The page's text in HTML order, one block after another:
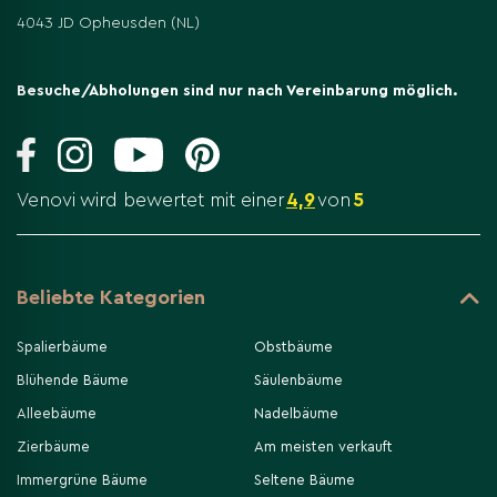
Bei Kahlfrost & Wind:
atmungsaktivem Vlies oder Jute
Im Topf:
Tipp: Ein Platz an einer Hauswand oder in einer
windgeschützten Ecke macht im Winter oft den
größten Unterschied besonders in den ersten 1–2
4043 JD Opheusden (NL)
Besuche/Abholungen sind nur nach Vereinbarung möglich.
Venovi wird bewertet mit einer4,9von 5
Beliebte Kategorien
Spalierbäume
Blühende Bäume
Alleebäume
Zierbäume
Immergrüne Bäume
Obstbäume
Säulenbäume
Nadelbäume
Am meisten verkauft
Seltene Bäume